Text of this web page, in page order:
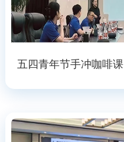
五四青年节手冲咖啡课